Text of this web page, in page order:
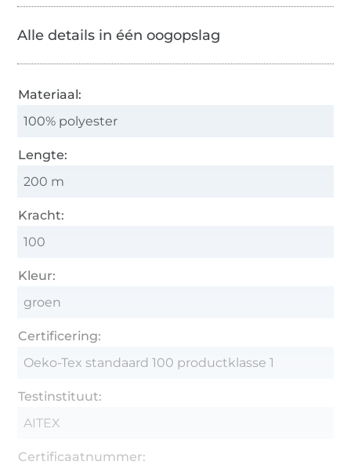
Alle details in één oogopslag
Materiaal:
100% polyester
Lengte:
200 m
Kracht:
100
Kleur:
groen
Certificering:
Oeko-Tex standaard 100 productklasse 1
Testinstituut:
AITEX
Certificaatnummer: